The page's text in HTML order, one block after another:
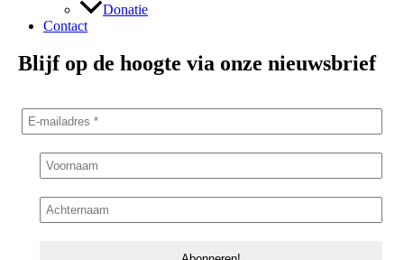
Donatie
Contact
Blijf op de hoogte via onze nieuwsbrief